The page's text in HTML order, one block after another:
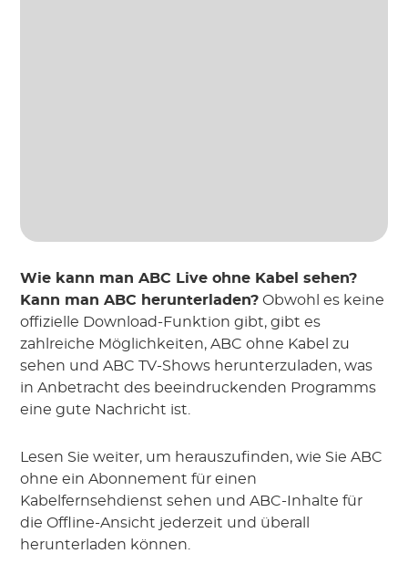
Wie kann man ABC Live ohne Kabel sehen?
Kann man ABC herunterladen? Obwohl es keine
offizielle Download-Funktion gibt, gibt es
zahlreiche Möglichkeiten, ABC ohne Kabel zu
sehen und ABC TV-Shows herunterzuladen, was
in Anbetracht des beeindruckenden Programms
eine gute Nachricht ist.
Lesen Sie weiter, um herauszufinden, wie Sie ABC
ohne ein Abonnement für einen
Kabelfernsehdienst sehen und ABC-Inhalte für
die Offline-Ansicht jederzeit und überall
herunterladen können.